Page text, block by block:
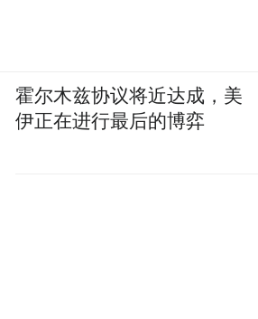
霍尔木兹协议将近达成，美
伊正在进行最后的博弈